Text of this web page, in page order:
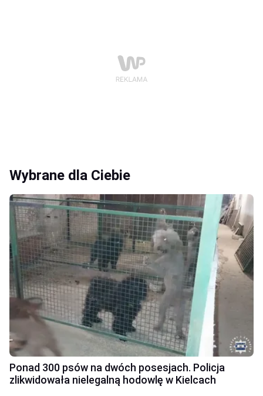
Wybrane dla Ciebie
Ponad 300 psów na dwóch posesjach. Policja
zlikwidowała nielegalną hodowlę w Kielcach